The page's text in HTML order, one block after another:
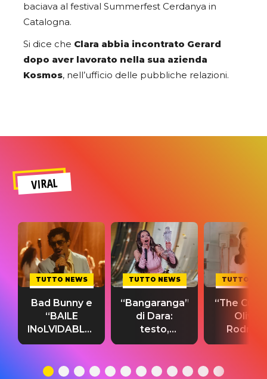
baciava al festival Summerfest Cerdanya in
Catalogna.
Si dice che Clara abbia incontrato Gerard
dopo aver lavorato nella sua azienda
Kosmos, nell’ufficio delle pubbliche relazioni.
VIRAL
TUTTO NEWS
Bad Bunny e
“BAILE
INoLVIDABLE”:
testo,
significato
TUTTO NEWS
“Bangaranga”
di Dara:
testo,
traduzione e
del singolo
TUTTO
“The
Olivia
testo,